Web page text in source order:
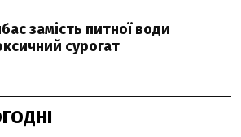
замість питної води
сурогат